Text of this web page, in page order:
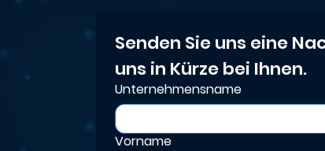
optimalem Einsatz der
Senden Sie uns eine
uns in Kürze bei Ihnen.
Unternehmensname
Vorname